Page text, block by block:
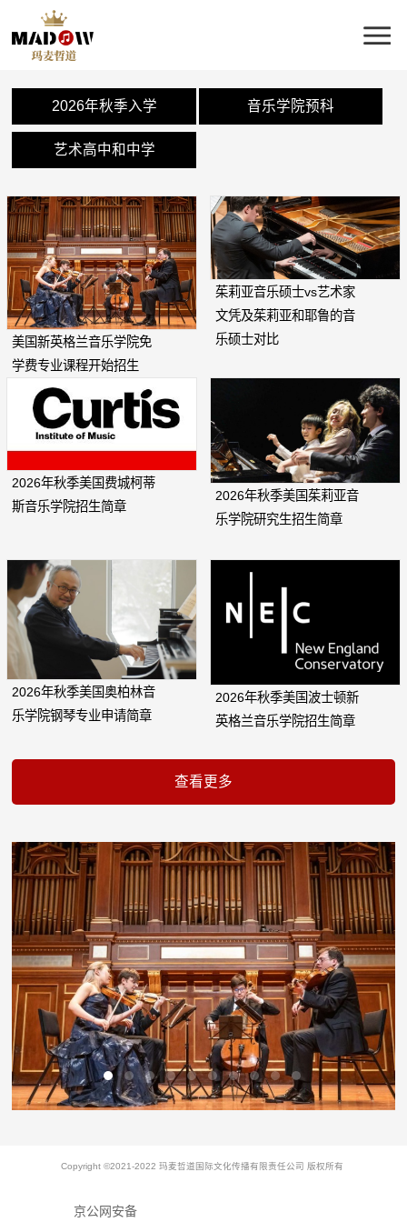
2026年秋季入学 音乐学院预科
艺术高中和中学
美国新英格兰音乐学院免
学费专业课程开始招生
茱莉亚音乐硕士vs艺术家
文凭及茱莉亚和耶鲁的音
乐硕士对比
2026年秋季美国费城柯蒂
斯音乐学院招生简章
2026年秋季美国茱莉亚音
乐学院研究生招生简章
2026年秋季美国奥柏林音
乐学院钢琴专业申请简章
2026年秋季美国波士顿新
英格兰音乐学院招生简章
Copyright ©2021-2022 玛麦哲道国际文化传播有限责任公司 版权所有
京公网安备